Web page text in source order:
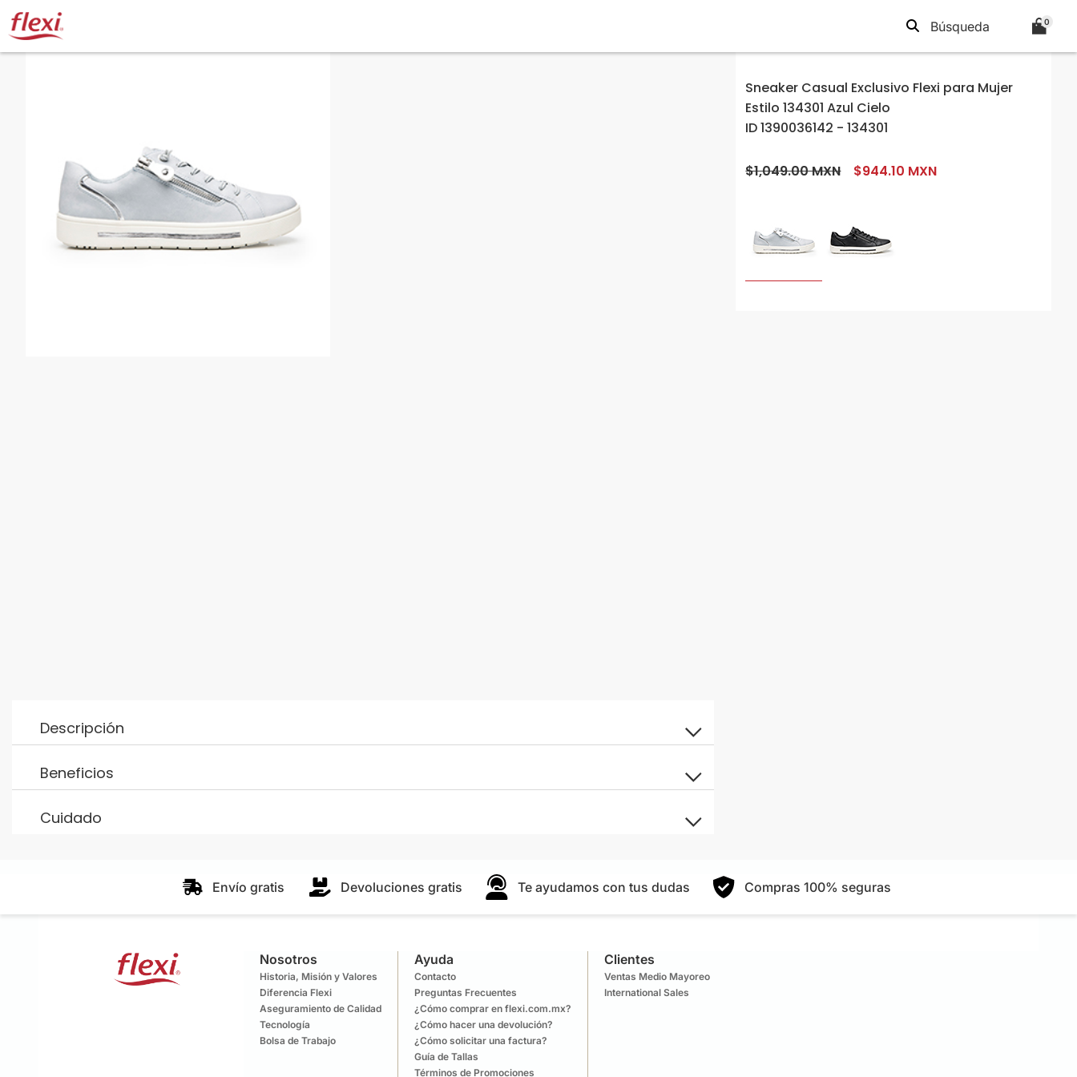
0
Sneaker Casual Exclusivo Flexi para Mujer
Estilo 134301 Azul Cielo
ID 1390036142 - 134301
$1,049.00 MXN $944.10 MXN
Descripción
Beneficios
Cuidado
Envío gratis Devoluciones gratis Te ayudamos con tus dudas Compras 100% seguras
Nosotros
Historia, Misión y Valores
Diferencia Flexi
Aseguramiento de Calidad
Tecnología
Bolsa de Trabajo
Ayuda
Contacto
Preguntas Frecuentes
¿Cómo comprar en flexi.com.mx?
¿Cómo hacer una devolución?
¿Cómo solicitar una factura?
Guía de Tallas
Términos de Promociones
Clientes
Ventas Medio Mayoreo
International Sales